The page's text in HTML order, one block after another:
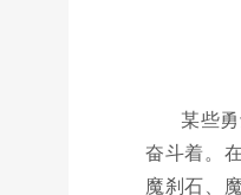
某些
奋斗着。
魔刹石、